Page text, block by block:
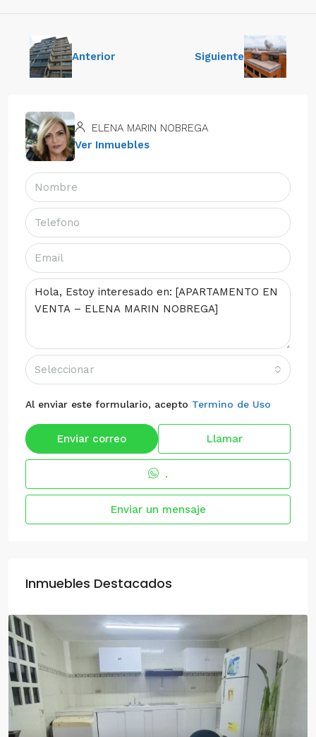
Anterior Siguiente
ELENA MARIN NOBREGA
Ver Inmuebles
Seleccionar
Al enviar este formulario, acepto Termino de Uso
Enviar correo Llamar
.
Enviar un mensaje
Inmuebles Destacados